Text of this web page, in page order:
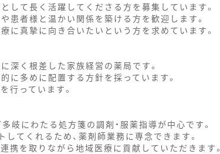
して長く活躍してくださる方を募集しています。
患者様と温かい関係を築ける方を歓迎します。
に真摯に向き合いたいという方を求めています。
深く根差した家族経営の薬局です。
に多めに配置する方針を採っています。
行っています。
岐にわたる処方箋の調剤・服薬指導が中心です。
てくれるため、薬剤師業務に専念できます。
を取りながら地域医療に貢献していただきます。